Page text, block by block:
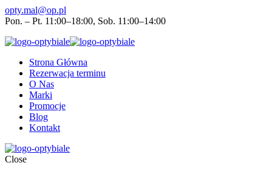
opty.mal@op.pl
Pon. – Pt. 11:00–18:00, Sob. 11:00–14:00
Strona Główna
Rezerwacja terminu
O Nas
Marki
Promocje
Blog
Kontakt
Close